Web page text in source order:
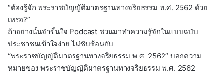
“ต้องรู้จัก พระราชบัญญัติมาตรฐานทางจริยธรรม พ.ศ. 2562 ด้วย
เหรอ?”
ถ้าอย่างนั้นจำขึ้นใจ Podcast ชวนมาทำความรู้จักในแบบฉบับ
ประชาชนเข้าใจง่าย ไม่ซับซ้อนกับ
“พระราชบัญญัติมาตรฐานทางจริยธรรม พ.ศ. 2562” บอกความ
หมายของ พระราชบัญญัติมาตรฐานทางจริยธรรม พ.ศ. 2562